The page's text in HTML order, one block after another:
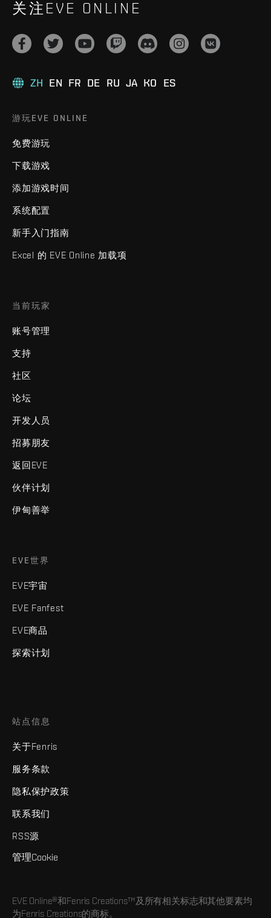
关注EVE ONLINE
ZH EN FR DE RU JA KO ES
游玩EVE ONLINE
免费游玩
下载游戏
添加游戏时间
系统配置
新手入门指南
Excel 的 EVE Online 加载项
当前玩家
账号管理
支持
社区
论坛
开发人员
招募朋友
返回EVE
伙伴计划
伊甸善举
EVE世界
EVE宇宙
EVE Fanfest
EVE商品
探索计划
站点信息
关于Fenris
服务条款
隐私保护政策
联系我们
RSS源
管理Cookie
EVE Online®和Fenris Creations™及所有相关标志和其他要素均
为Fenris Creations的商标。